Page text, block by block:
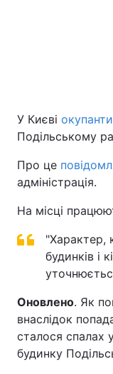
У Києві окупанти
Подільському
Про це
адміністрація.
На місці
"Характер,
будинків і
Оновлено. Як
внаслідок
сталося
будинку